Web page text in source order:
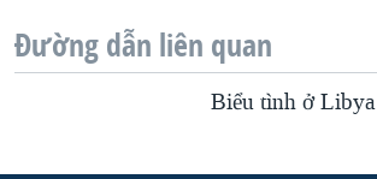
Đường dẫn liên quan
Biểu tình ở Libya